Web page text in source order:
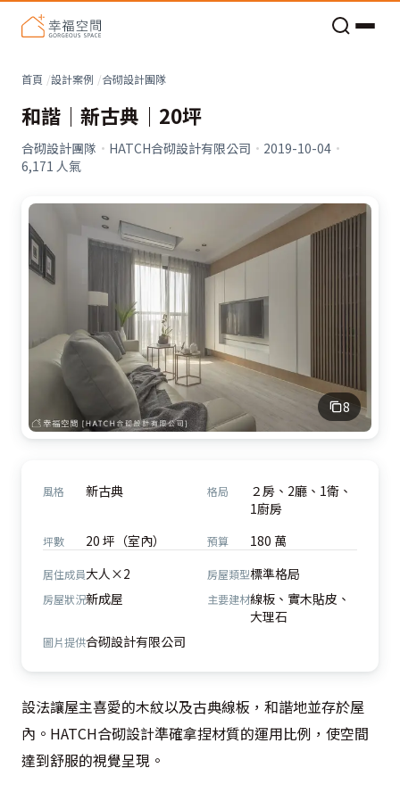
首頁 設計案例 合砌設計團隊
和諧｜新古典｜20坪
合砌設計團隊 · HATCH合砌設計有限公司 · 2019-10-04 ·
6,171 人氣
8
風格 新古典 格局
２房、2廳、1衛、
1廚房
坪數 20 坪（室內） 預算 180 萬
居住成員大人×2 房屋類型標準格局
房屋狀況新成屋 主要建材線板、實木貼皮、
大理石
圖片提供合砌設計有限公司
設法讓屋主喜愛的木紋以及古典線板，和諧地並存於屋
內。HATCH合砌設計準確拿捏材質的運用比例，使空間
達到舒服的視覺呈現。